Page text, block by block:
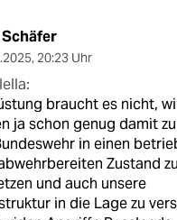
, 20:23 Uhr
braucht es nicht,
ja schon genug damit
in einen
Zustand zu
und auch unsere
in die Lage zu